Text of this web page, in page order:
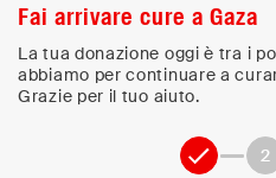
Fai arrivare cure a Gaza
La tua donazione oggi è tra i
abbiamo per continuare a
Grazie per il tuo aiuto.
1 2